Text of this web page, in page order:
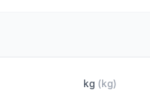
kg (kg)